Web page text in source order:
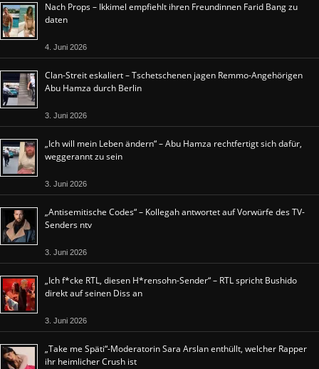
Nach Props – Ikkimel empfiehlt ihren Freundinnen Farid Bang zu
daten
4. Juni 2026
Clan-Streit eskaliert – Tschetschenen jagen Remmo-Angehörigen
Abu Hamza durch Berlin
3. Juni 2026
„Ich will mein Leben ändern“ – Abu Hamza rechtfertigt sich dafür,
weggerannt zu sein
3. Juni 2026
„Antisemitische Codes“ – Kollegah antwortet auf Vorwürfe des TV-
Senders ntv
3. Juni 2026
„Ich f*cke RTL, diesen H*rensohn-Sender“ – RTL spricht Bushido
direkt auf seinen Diss an
3. Juni 2026
„Take me Späti“-Moderatorin Sara Arslan enthüllt, welcher Rapper
ihr heimlicher Crush ist